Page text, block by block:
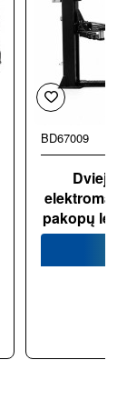
BD67009
Dviejų
pakopų